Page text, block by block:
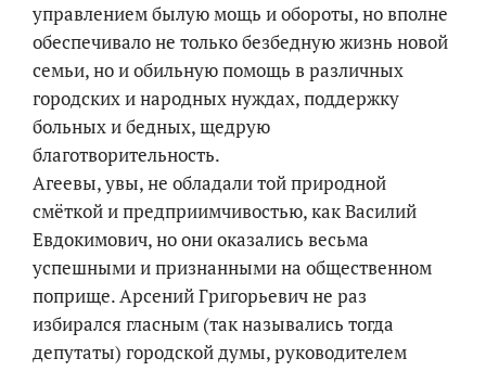
управлением былую мощь и обороты, но вполне
обеспечивало не только безбедную жизнь новой
семьи, но и обильную помощь в различных
городских и народных нуждах, поддержку
больных и бедных, щедрую
благотворительность.
Агеевы, увы, не обладали той природной
смёткой и предприимчивостью, как Василий
Евдокимович, но они оказались весьма
успешными и признанными на общественном
поприще. Арсений Григорьевич не раз
избирался гласным (так назывались тогда
депутаты) городской думы, руководителем